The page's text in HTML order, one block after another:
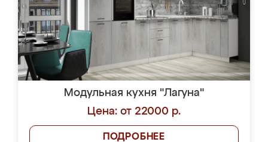
Модульная кухня "Лагуна"
Цена: от 22000 р.
ПОДРОБНЕЕ